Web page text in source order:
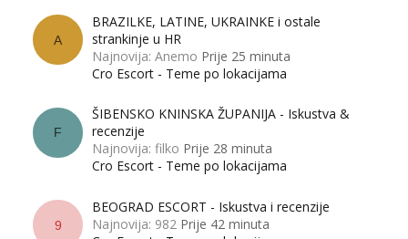
A
BRAZILKE, LATINE, UKRAINKE i ostale
strankinje u HR
Najnovija: Anemo Prije 25 minuta
Cro Escort - Teme po lokacijama
F
ŠIBENSKO KNINSKA ŽUPANIJA - Iskustva &
recenzije
Najnovija: filko Prije 28 minuta
Cro Escort - Teme po lokacijama
9
BEOGRAD ESCORT - Iskustva i recenzije
Najnovija: 982 Prije 42 minuta